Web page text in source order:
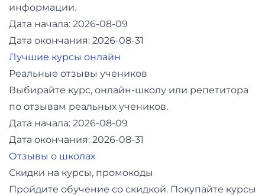
информации.
Дата начала: 2026-08-09
Дата окончания: 2026-08-31
Лучшие курсы онлайн
Реальные отзывы учеников
Выбирайте курс, онлайн-школу или репетитора
по отзывам реальных учеников.
Дата начала: 2026-08-09
Дата окончания: 2026-08-31
Отзывы о школах
Скидки на курсы, промокоды
Пройдите обучение со скидкой. Покупайте курсы